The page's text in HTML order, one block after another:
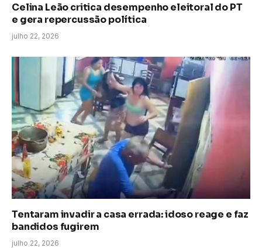
Celina Leão critica desempenho eleitoral do PT
e gera repercussão política
julho 22, 2026
Tentaram invadir a casa errada: idoso reage e faz
bandidos fugirem
julho 22, 2026